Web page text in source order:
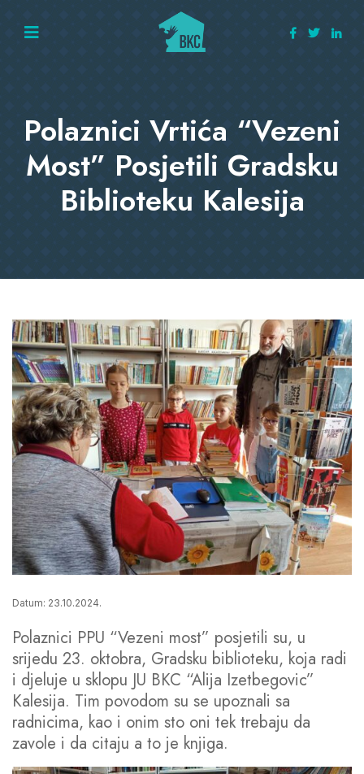
Polaznici Vrtića “Vezeni
Most” Posjetili Gradsku
Biblioteku Kalesija
Datum: 23.10.2024.
Polaznici PPU “Vezeni most” posjetili su, u
srijedu 23. oktobra, Gradsku biblioteku, koja radi
i djeluje u sklopu JU BKC “Alija Izetbegovic”
Kalesija. Tim povodom su se upoznali sa
radnicima, kao i onim sto oni tek trebaju da
zavole i da citaju a to je knjiga.